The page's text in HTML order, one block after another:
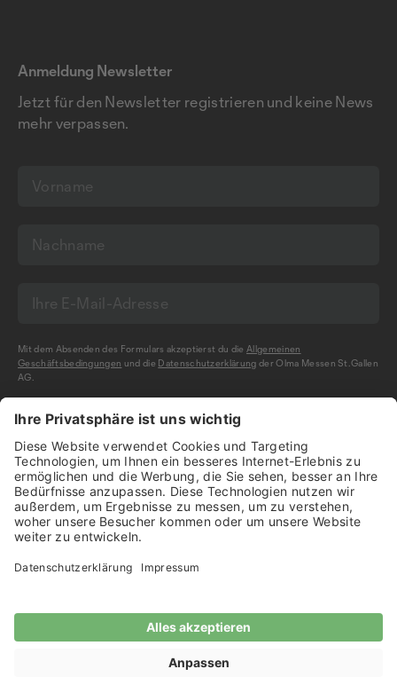
Anmeldung Newsletter
Jetzt für den Newsletter registrieren und keine News
mehr verpassen.
Mit dem Absenden des Formulars akzeptierst du dieAllgemeinen
Geschäftsbedingungen und die Datenschutzerklärung der Olma Messen St.Gallen
AG.
NEWSLETTER BESTELLEN